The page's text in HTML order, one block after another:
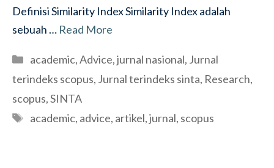
Definisi Similarity Index Similarity Index adalah
sebuah … Read More
Categories
academic,Advice,jurnal nasional, Jurnal
terindeks scopus, Jurnal terindeks sinta, Research,
scopus,SINTA
Tags
academic, advice, artikel,jurnal, scopus